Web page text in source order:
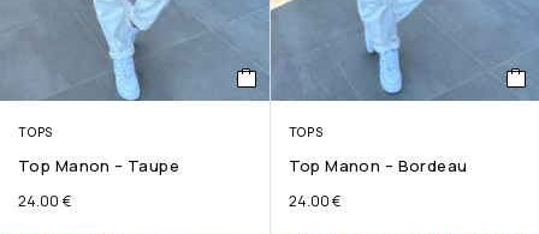
TOPS
Top Manon – Taupe
24.00 €
TOPS
Top Manon – Bordeau
24.00€